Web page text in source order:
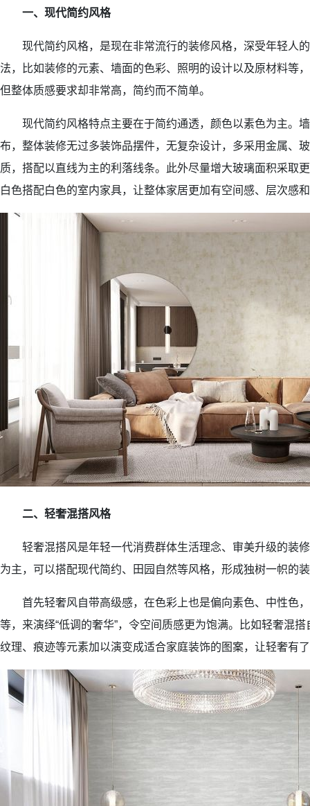
一、现代简约风格
现代简约风格，是现在非常流行的装修风格，深受年轻人的
法，比如装修的元素、墙面的色彩、照明的设计以及原材料等
但整体质感要求却非常高，简约而不简单。
现代简约风格特点主要在于简约通透，颜色以素色为主。墙
布，整体装修无过多装饰品摆件，无复杂设计，多采用金属、
质，搭配以直线为主的利落线条。此外尽量增大玻璃面积采取
白色搭配白色的室内家具，让整体家居更加有空间感、层次感
二、轻奢混搭风格
轻奢混搭风是年轻一代消费群体生活理念、审美升级的装修
为主，可以搭配现代简约、田园自然等风格，形成独树一帜的
首先轻奢风自带高级感，在色彩上也是偏向素色、中性色，
等，来演绎“低调的奢华”，令空间质感更为饱满。比如轻奢混
纹理、痕迹等元素加以演变成适合家庭装饰的图案，让轻奢有